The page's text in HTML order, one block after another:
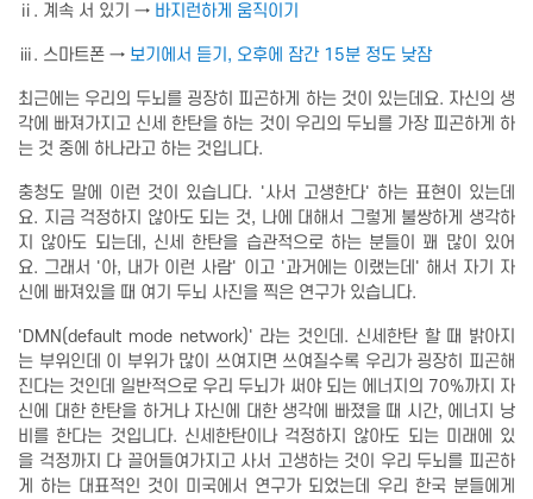
ⅱ. 계속 서 있기 → 바지런하게 움직이기
ⅲ. 스마트폰 → 보기에서 듣기, 오후에 잠간 15분 정도 낮잠
최근에는 우리의 두뇌를 굉장히 피곤하게 하는 것이 있는데요. 자신의 생
각에 빠져가지고 신세 한탄을 하는 것이 우리의 두뇌를 가장 피곤하게 하
는 것 중에 하나라고 하는 것입니다.
충청도 말에 이런 것이 있습니다. '사서 고생한다' 하는 표현이 있는데
요. 지금 걱정하지 않아도 되는 것, 나에 대해서 그렇게 불쌍하게 생각하
지 않아도 되는데, 신세 한탄을 습관적으로 하는 분들이 꽤 많이 있어
요. 그래서 '아, 내가 이런 사람' 이고 '과거에는 이랬는데' 해서 자기 자
신에 빠져있을 때 여기 두뇌 사진을 찍은 연구가 있습니다.
'DMN(default mode network)' 라는 것인데. 신세한탄 할 때 밝아지
는 부위인데 이 부위가 많이 쓰여지면 쓰여질수록 우리가 굉장히 피곤해
진다는 것인데 일반적으로 우리 두뇌가 써야 되는 에너지의 70%까지 자
신에 대한 한탄을 하거나 자신에 대한 생각에 빠졌을 때 시간, 에너지 낭
비를 한다는 것입니다. 신세한탄이나 걱정하지 않아도 되는 미래에 있
을 걱정까지 다 끌어들여가지고 사서 고생하는 것이 우리 두뇌를 피곤하
게 하는 대표적인 것이 미국에서 연구가 되었는데 우리 한국 분들에게